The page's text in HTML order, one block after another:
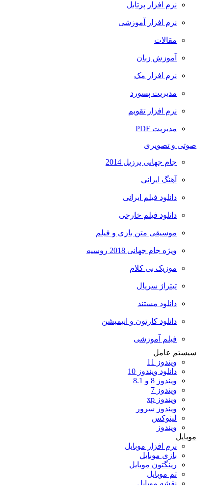
نرم افزار پرتابل
نرم افزار آموزشی
مقالات
آموزش زبان
نرم افزار مک
مدیریت پسورد
نرم افزار تقویم
مدیریت PDF
صوتی و تصویری
جام جهانی برزیل 2014
آهنگ ایرانی
دانلود فیلم ایرانی
دانلود فیلم خارجی
موسیقی متن بازی و فیلم
ویژه جام جهانی 2018 روسیه
موزیک بی کلام
تیتراژ سریال
دانلود مستند
دانلود کارتون و انیمیشن
فیلم آموزشی
سیستم عامل
ویندوز 11
دانلود ویندوز 10
ویندوز 8 و 8.1
ویندوز 7
ویندوز xp
ویندوز سرور
لینوکس
ویندوز
نرم افزار موبایل
بازی موبایل
رینگتون موبایل
تم موبایل
نقشه موبایل